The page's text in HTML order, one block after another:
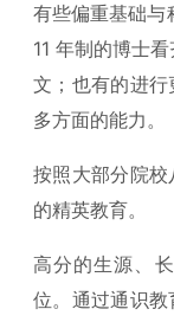
有些偏重基础
11 年制的博士
文；也有的进
多方面的能力。
按照大部分院
的精英教育。
高分的生源、
位。通过通识